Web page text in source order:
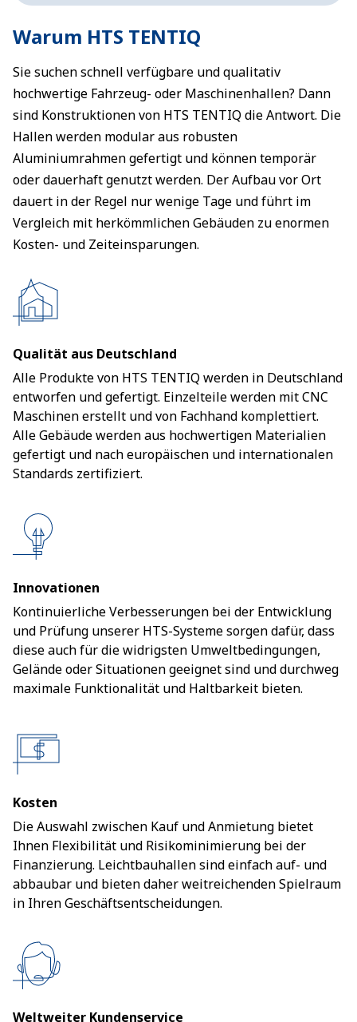
Warum HTS TENTIQ
Sie suchen schnell verfügbare und qualitativ
hochwertige Fahrzeug- oder Maschinenhallen? Dann
sind Konstruktionen von HTS TENTIQ die Antwort. Die
Hallen werden modular aus robusten
Aluminiumrahmen gefertigt und können temporär
oder dauerhaft genutzt werden. Der Aufbau vor Ort
dauert in der Regel nur wenige Tage und führt im
Vergleich mit herkömmlichen Gebäuden zu enormen
Kosten- und Zeiteinsparungen.
Qualität aus Deutschland
Alle Produkte von HTS TENTIQ werden in Deutschland
entworfen und gefertigt. Einzelteile werden mit CNC
Maschinen erstellt und von Fachhand komplettiert.
Alle Gebäude werden aus hochwertigen Materialien
gefertigt und nach europäischen und internationalen
Standards zertifiziert.
Innovationen
Kontinuierliche Verbesserungen bei der Entwicklung
und Prüfung unserer HTS-Systeme sorgen dafür, dass
diese auch für die widrigsten Umweltbedingungen,
Gelände oder Situationen geeignet sind und durchweg
maximale Funktionalität und Haltbarkeit bieten.
Kosten
Die Auswahl zwischen Kauf und Anmietung bietet
Ihnen Flexibilität und Risikominimierung bei der
Finanzierung. Leichtbauhallen sind einfach auf- und
abbaubar und bieten daher weitreichenden Spielraum
in Ihren Geschäftsentscheidungen.
Weltweiter Kundenservice